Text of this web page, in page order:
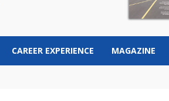
CAREER EXPERIENCE MAGAZINE